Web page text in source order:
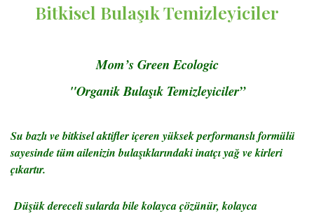
Bitkisel Bulaşık Temizleyiciler
Mom’s Green Ecologic
"Organik Bulaşık Temizleyiciler”
Su bazlı ve bitkisel aktifler içeren yüksek performanslı formülü
sayesinde tüm ailenizin bulaşıklarındaki inatçı yağ ve kirleri
çıkartır.
Düşük dereceli sularda bile kolayca çözünür, kolayca